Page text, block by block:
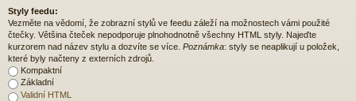
Styly feedu:
Vezměte na vědomí, že zobrazní stylů ve feedu záleží na možnostech vámi použité
čtečky. Většina čteček nepodporuje plnohodnotně všechny HTML styly. Najeďte
kurzorem nad název stylu a dozvíte se více. Poznámka: styly se neaplikují u položek,
které byly načteny z externích zdrojů.
Kompaktní
Základní
Validní HTML